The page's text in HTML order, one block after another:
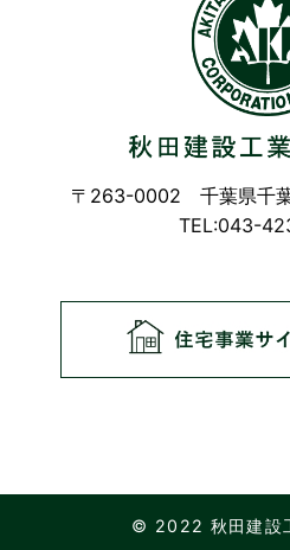
〒263-0002 千葉県千
TEL:043-
© 2022 秋田建設